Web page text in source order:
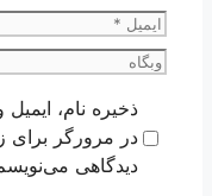
ایمیل
وبگاه
ذخیره نام،
در مرورگر برای
دیدگاهی می‌نویسم.